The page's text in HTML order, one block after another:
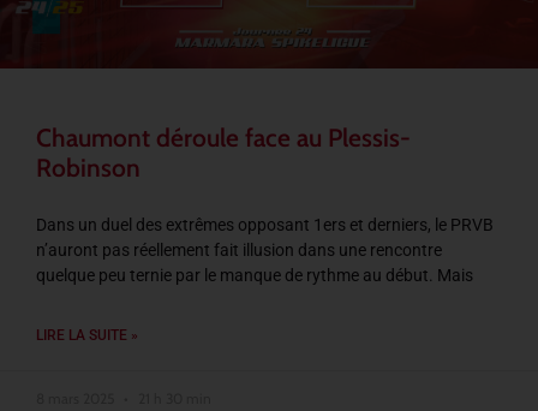
Chaumont déroule face au Plessis-
Robinson
Dans un duel des extrêmes opposant 1ers et derniers, le PRVB
n’auront pas réellement fait illusion dans une rencontre
quelque peu ternie par le manque de rythme au début. Mais
LIRE LA SUITE »